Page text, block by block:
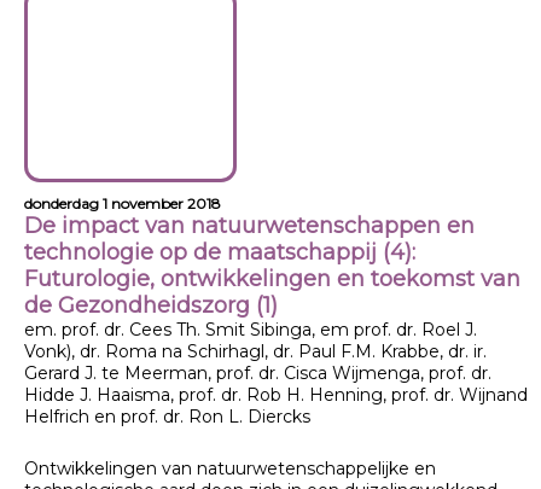
donderdag 1 november 2018
De impact van natuurwetenschappen en
technologie op de maatschappij (4):
Futurologie, ontwikkelingen en toekomst van
de Gezondheidszorg (1)
em. prof. dr. Cees Th. Smit Sibinga, em prof. dr. Roel J.
Vonk), dr. Roma na Schirhagl, dr. Paul F.M. Krabbe, dr. ir.
Gerard J. te Meerman, prof. dr. Cisca Wijmenga, prof. dr.
Hidde J. Haaisma, prof. dr. Rob H. Henning, prof. dr. Wijnand
Helfrich en prof. dr. Ron L. Diercks
Ontwikkelingen van natuurwetenschappelijke en